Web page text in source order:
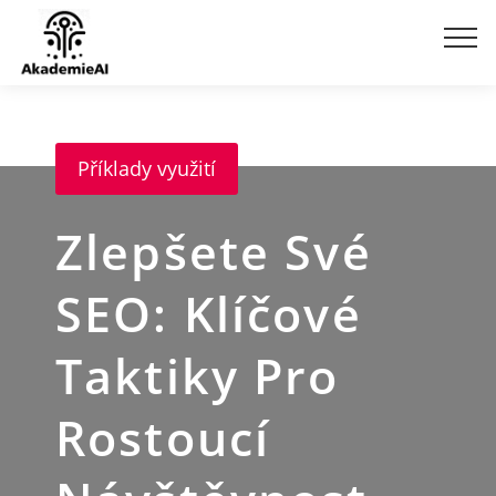
Příklady využití
Zlepšete Své
SEO: Klíčové
Taktiky Pro
Rostoucí